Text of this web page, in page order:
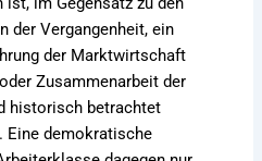
der Vergangenheit, ein
der Marktwirtschaft
Zusammenarbeit der
historisch betrachtet
Eine demokratische